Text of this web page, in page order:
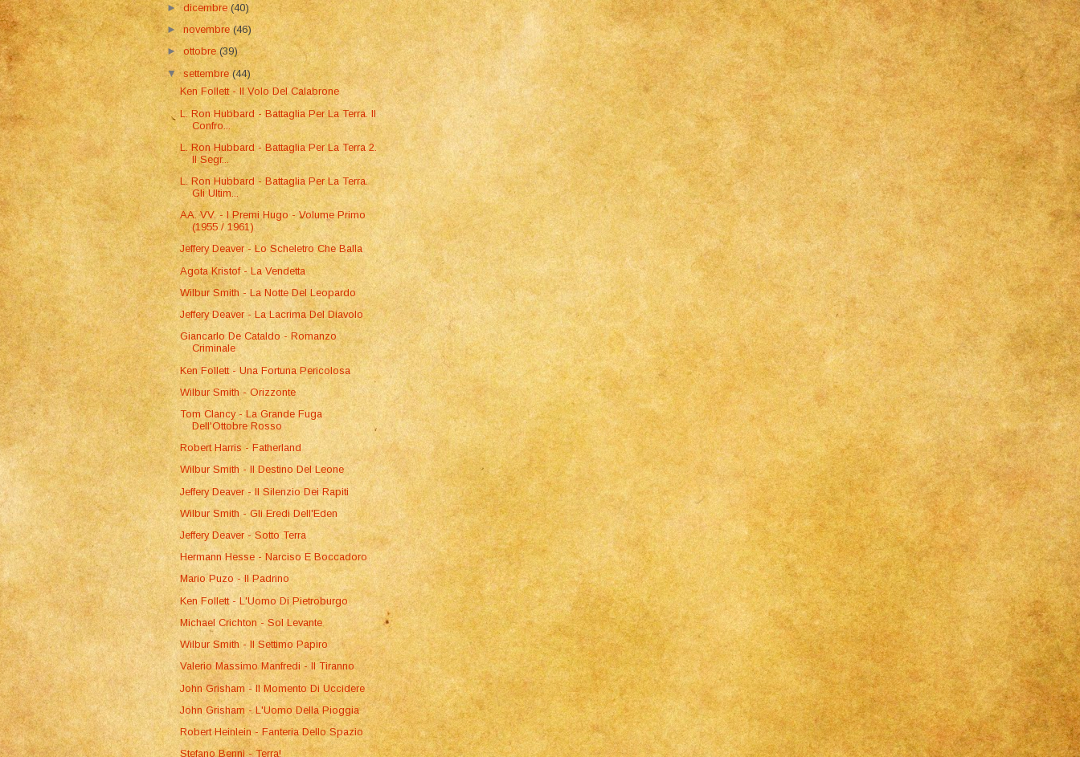
►dicembre(40)
►novembre(46)
►ottobre(39)
▼settembre(44)
Ken Follett - Il Volo Del Calabrone
L. Ron Hubbard - Battaglia Per La Terra. Il
Confro...
L. Ron Hubbard - Battaglia Per La Terra 2.
Il Segr...
L. Ron Hubbard - Battaglia Per La Terra.
Gli Ultim...
AA. VV. - I Premi Hugo - Volume Primo
(1955 / 1961)
Jeffery Deaver - Lo Scheletro Che Balla
Agota Kristof - La Vendetta
Wilbur Smith - La Notte Del Leopardo
Jeffery Deaver - La Lacrima Del Diavolo
Giancarlo De Cataldo - Romanzo
Criminale
Ken Follett - Una Fortuna Pericolosa
Wilbur Smith - Orizzonte
Tom Clancy - La Grande Fuga
Dell'Ottobre Rosso
Robert Harris - Fatherland
Wilbur Smith - Il Destino Del Leone
Jeffery Deaver - Il Silenzio Dei Rapiti
Wilbur Smith - Gli Eredi Dell'Eden
Jeffery Deaver - Sotto Terra
Hermann Hesse - Narciso E Boccadoro
Mario Puzo - Il Padrino
Ken Follett - L'Uomo Di Pietroburgo
Michael Crichton - Sol Levante
Wilbur Smith - Il Settimo Papiro
Valerio Massimo Manfredi - Il Tiranno
John Grisham - Il Momento Di Uccidere
John Grisham - L'Uomo Della Pioggia
Robert Heinlein - Fanteria Dello Spazio
Stefano Benni - Terra!